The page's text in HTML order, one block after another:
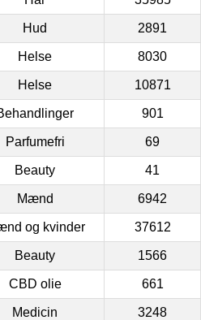
Hud 2891
Helse 8030
Helse 10871
901
Parfumefri 69
Beauty 41
Mænd 6942
og kvinder 37612
Beauty 1566
CBD olie 661
Medicin 3248